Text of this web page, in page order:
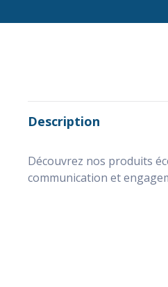
Description
Découvrez nos produits
communication et